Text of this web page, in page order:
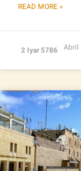
READ MORE »
2 Iyar 5786 Abril